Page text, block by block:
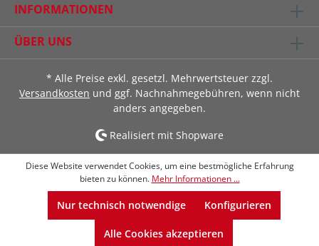
INFORMATIONEN
ÜBER UNS
* Alle Preise exkl. gesetzl. Mehrwertsteuer zzgl.
Versandkosten und ggf. Nachnahmegebühren, wenn nicht
anders angegeben.
Realisiert mit Shopware
Diese Website verwendet Cookies, um eine bestmögliche Erfahrung
bieten zu können. Mehr Informationen ...
Nur technisch notwendige Konfigurieren
Alle Cookies akzeptieren